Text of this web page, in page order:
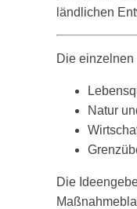
ländlichen
Die
Natur
Die